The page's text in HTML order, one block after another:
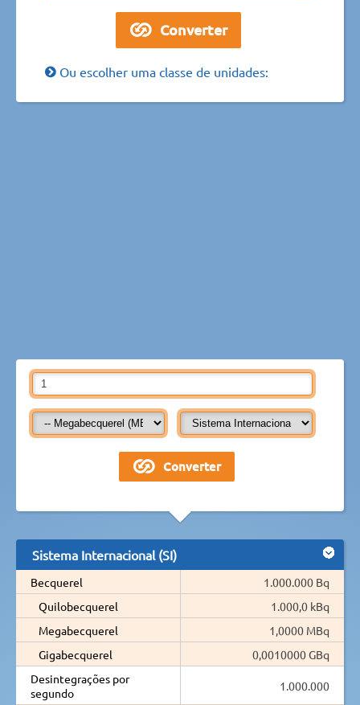
Ou escolher uma classe de unidades:
Sistema Internacional (SI)
Becquerel
1.000.000 Bq
Quilobecquerel
1.000,0 kBq
Megabecquerel
1,0000 MBq
Gigabecquerel
0,0010000 GBq
Desintegrações por
segundo
1.000.000